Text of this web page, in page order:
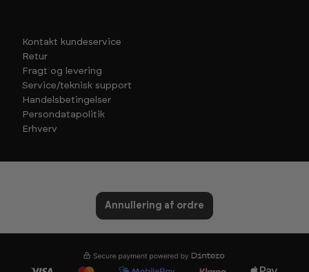
Kontakt kundeservice
Retur
Fragt og levering
Service/teknisk support
Handelsbetingelser
Persondatapolitik
Erhverv
Annullering af ordre